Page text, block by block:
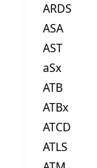
ARDS
ASA
AST
aSx
ATB
ATBx
ATCD
ATLS